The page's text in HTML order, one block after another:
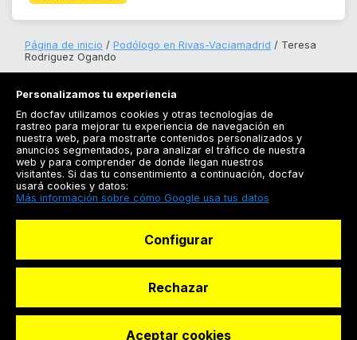
Página de inicio Podólogo en Rivas-Vaciamadrid
Teresa
Rodriguez Ogando
Registrarse
Docfav
Personalizamos tu experiencia
En docfav utilizamos cookies y otras tecnologías de
rastreo para mejorar tu experiencia de navegación en
nuestra web, para mostrarte contenidos personalizados y
anuncios segmentados, para analizar el tráfico de nuestra
web y para comprender de donde llegan nuestros
visitantes. Si das tu consentimiento a continuación, docfav
usará cookies y datos:
Más información sobre cómo Google usa tus datos
Configurar
Rechazar
Aceptar cookies